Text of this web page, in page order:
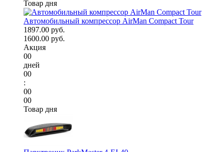
Товар дня
Автомобильный компрессор AirMan Compact Tour
1897.00 руб.
1600.00 руб.
Акция
00
дней
00
:
00
00
Товар дня